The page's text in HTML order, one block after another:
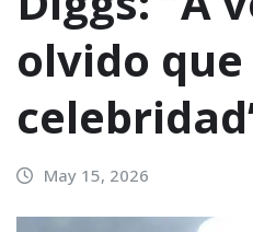
olvido
May 15, 2026